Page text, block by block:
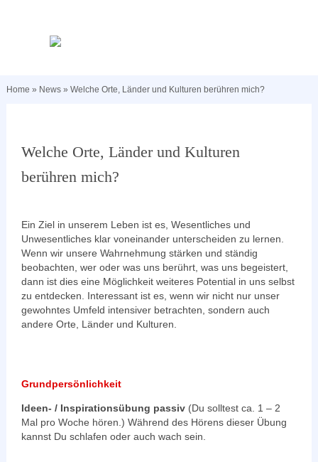
Home » News » Welche Orte, Länder und Kulturen berühren mich?
Welche Orte, Länder und Kulturen
berühren mich?
Ein Ziel in unserem Leben ist es, Wesentliches und
Unwesentliches klar voneinander unterscheiden zu lernen.
Wenn wir unsere Wahrnehmung stärken und ständig
beobachten, wer oder was uns berührt, was uns begeistert,
dann ist dies eine Möglichkeit weiteres Potential in uns selbst
zu entdecken. Interessant ist es, wenn wir nicht nur unser
gewohntes Umfeld intensiver betrachten, sondern auch
andere Orte, Länder und Kulturen.
Grundpersönlichkeit
Ideen- / Inspirationsübung passiv (Du solltest ca. 1 – 2
Mal pro Woche hören.) Während des Hörens dieser Übung
kannst Du schlafen oder auch wach sein.